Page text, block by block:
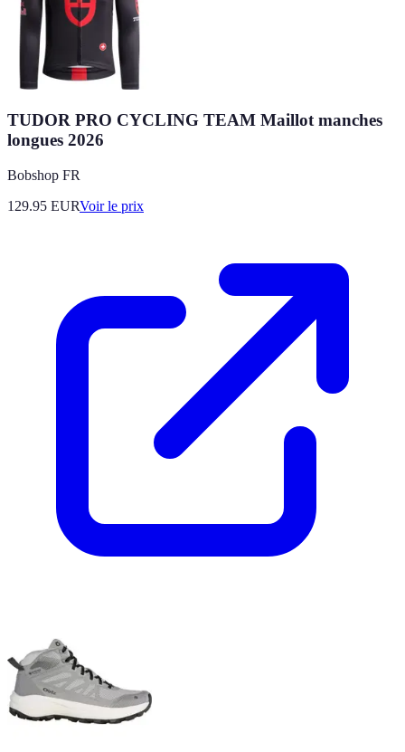
TUDOR PRO CYCLING TEAM Maillot manches
longues 2026
Bobshop FR
129.95 EURVoir le prix